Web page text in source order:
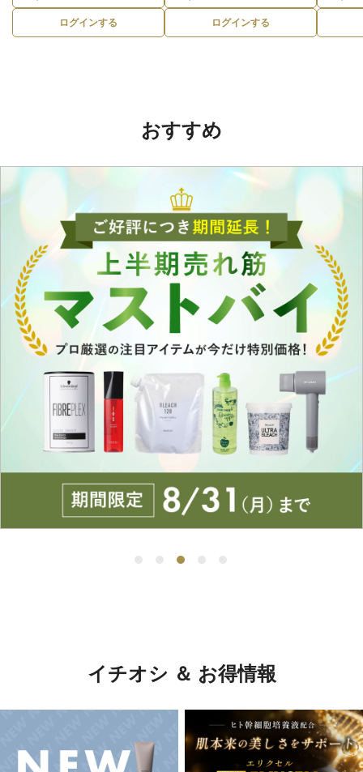
ログインする ログインする
おすすめ
イチオシ ＆ お得情報